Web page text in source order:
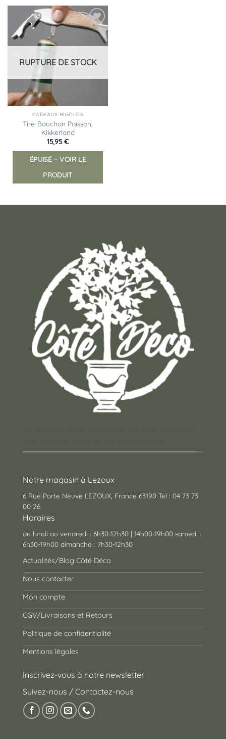
Ajouter
liste
RUPTURE DE STOCK
CADEAUX RIGOLOS
Tire-Bouchon Poisson,
Kikkerland
15,95€
ÉPUISÉ – VOIR LE
PRODUIT
Notre magasin à Lezoux
6 Rue Porte Neuve LEZOUX, France 63190 Tél : 04 73 73
00 26
Horaires
du lundi au vendredi : 6h30-12h30 | 14h00-19h00 samedi :
6h30-19h00 dimanche : 7h30-12h30
Actualités/Blog Côté Déco
Nous contacter
Mon compte
CGV/Livraisons et Retours
Politique de confidentialité
Mentions légales
Inscrivez-vous à notre newsletter
Suivez-nous / Contactez-nous